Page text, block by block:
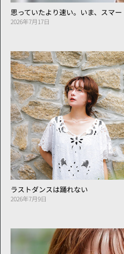
思っていたより速い。いま、スマ
2026年7月17日
ラストダンスは踊れない
2026年7月9日